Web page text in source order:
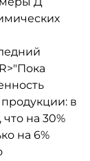
в
на 30%
на 6%